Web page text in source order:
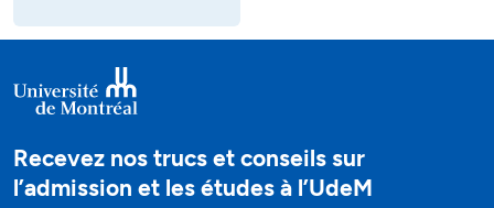
Recevez nos trucs et conseils sur
l’admission et les études à l’UdeM